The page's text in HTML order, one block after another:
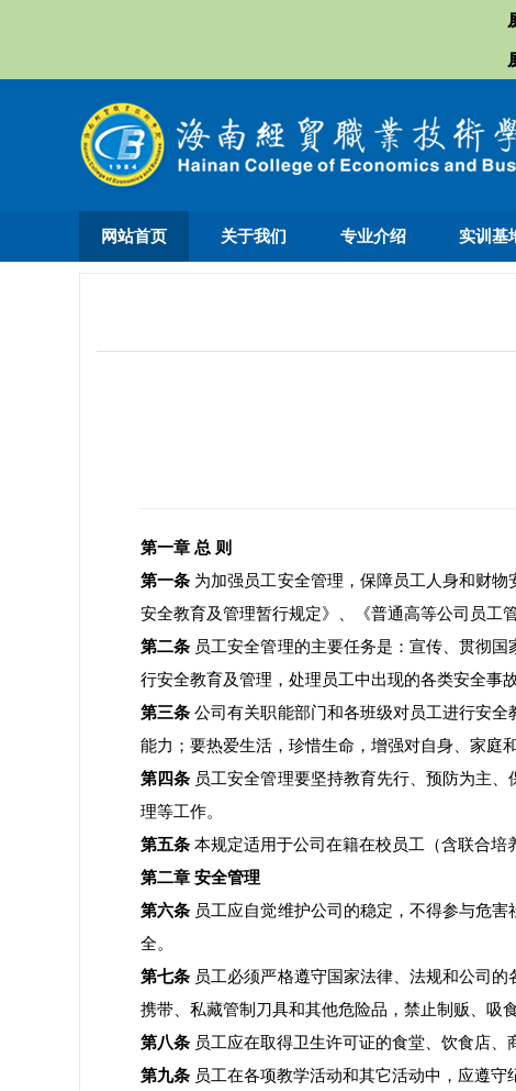
网站首页 关于我们 专业介绍 实训基
第一章 总 则
第一条 为加强员工安全管理，保障员工人身和财
安全教育及管理暂行规定》、《普通高等公司员工
第二条 员工安全管理的主要任务是：宣传、贯彻
行安全教育及管理，处理员工中出现的各类安全事
第三条 公司有关职能部门和各班级对员工进行安
能力；要热爱生活，珍惜生命，增强对自身、家庭
第四条 员工安全管理要坚持教育先行、预防为主
理等工作。
第五条 本规定适用于公司在籍在校员工（含联合培
第二章 安全管理
第六条 员工应自觉维护公司的稳定，不得参与危
全。
第七条 员工必须严格遵守国家法律、法规和公司
携带、私藏管制刀具和其他危险品，禁止制贩、吸
第八条 员工应在取得卫生许可证的食堂、饮食店、
第九条 员工在各项教学活动和其它活动中，应遵守